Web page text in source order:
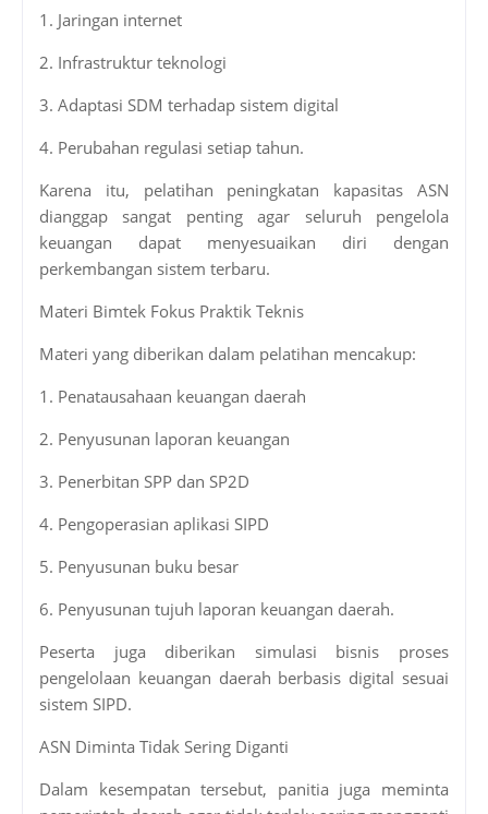
1. Jaringan internet
2. Infrastruktur teknologi
3. Adaptasi SDM terhadap sistem digital
4. Perubahan regulasi setiap tahun.
Karena itu, pelatihan peningkatan kapasitas ASN
dianggap sangat penting agar seluruh pengelola
keuangan dapat menyesuaikan diri dengan
perkembangan sistem terbaru.
Materi Bimtek Fokus Praktik Teknis
Materi yang diberikan dalam pelatihan mencakup:
1. Penatausahaan keuangan daerah
2. Penyusunan laporan keuangan
3. Penerbitan SPP dan SP2D
4. Pengoperasian aplikasi SIPD
5. Penyusunan buku besar
6. Penyusunan tujuh laporan keuangan daerah.
Peserta juga diberikan simulasi bisnis proses
pengelolaan keuangan daerah berbasis digital sesuai
sistem SIPD.
ASN Diminta Tidak Sering Diganti
Dalam kesempatan tersebut, panitia juga meminta